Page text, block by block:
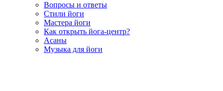
Вопросы и ответы
Стили йоги
Мастера йоги
Как открыть йога-центр?
Асаны
Музыка для йоги